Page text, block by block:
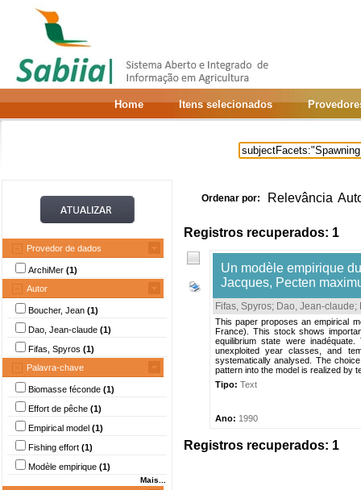
Home Itens selecionados
Provedor de dados
ArchiMer (1)
Autor
Boucher, Jean (1)
Dao, Jean-claude (1)
Fifas, Spyros (1)
Palavra-chave
Biomasse féconde (1)
Effort de pêche (1)
Empirical model (1)
Fishing effort (1)
Modèle empirique (1)
Mais...
Ordenar por: Relevância
Registros recuperados: 1
Un modèle empirique
Jacques, Pecten
Fifas, Spyros; Dao, Jean-claude;
This paper proposes an empirical
France). This stock shows
equilibrium state were
unexploited year classes, and
systematically analysed. The
pattern into the model is realized by
Tipo: Text
Ano: 1990
Registros recuperados: 1